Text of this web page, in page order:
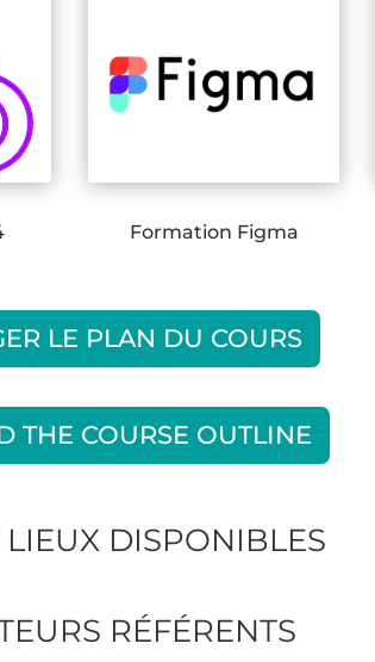
Formation Figma
LE PLAN DU COURS
THE COURSE OUTLINE
LIEUX DISPONIBLES
RÉFÉRENTS